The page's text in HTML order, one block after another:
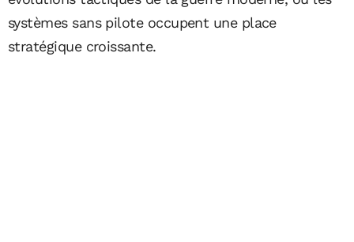
systèmes sans pilote occupent une place
stratégique croissante.